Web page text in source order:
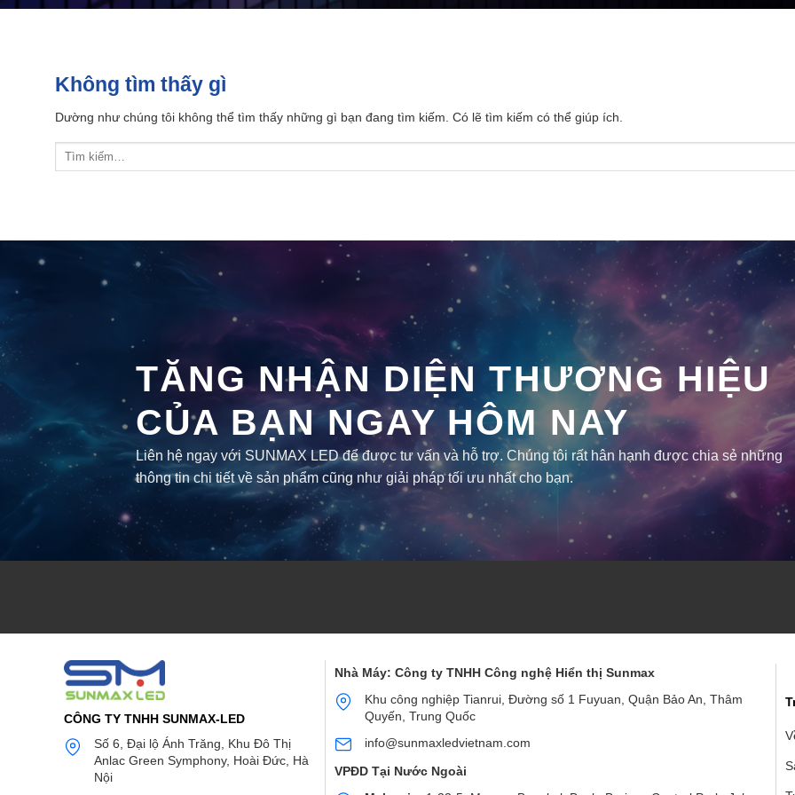
Không tìm thấy gì
Dường như chúng tôi không thể tìm thấy những gì bạn đang tìm kiếm. Có lẽ tìm kiếm có thể giúp ích.
TĂNG NHẬN DIỆN THƯƠNG HIỆU
CỦA BẠN NGAY HÔM NAY
Liên hệ ngay với SUNMAX LED để được tư vấn và hỗ trợ. Chúng tôi rất hân hạnh được chia sẻ những
thông tin chi tiết về sản phẩm cũng như giải pháp tối ưu nhất cho bạn.
CÔNG TY TNHH SUNMAX-LED
Số 6, Đại lộ Ánh Trăng, Khu Đô Thị
Anlac Green Symphony, Hoài Đức, Hà
Nội
Nhà Máy: Công ty TNHH Công nghệ Hiển thị Sunmax
Khu công nghiệp Tianrui, Đường số 1 Fuyuan, Quận Bảo An, Thâm
Quyến, Trung Quốc
info@sunmaxledvietnam.com
VPĐD Tại Nước Ngoài